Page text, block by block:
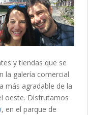
y tiendas que se
la galería comercial
más agradable de la
oeste. Disfrutamos
, en el parque de